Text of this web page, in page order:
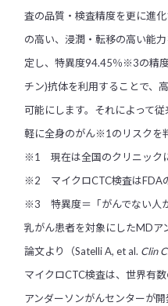
査の品質・検査精度を更に進
の高い、浸潤・転移の高い能
定し、特異度94.45％※3の精
チン)抗体を利用することで、
可能にします。それによって
軽に全身のがん※1のリスクを
※1 現在は全国のクリニック
※2 マイクロCTC検査はFDA
※3 特異度＝「がんでない人
乳がん患者を対象にしたMDア
論文より（Satelli A, et al. Clin
マイクロCTC検査は、世界有
アンダーソンがんセンターが